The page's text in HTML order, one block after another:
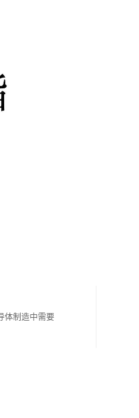
体制造中需要